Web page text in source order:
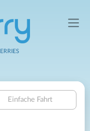
Einfache Fahrt